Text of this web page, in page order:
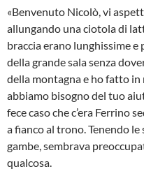
«Benvenuto Nicolò, vi
allungando una ciotola di
braccia erano lunghissime
della grande sala senza
della montagna e ho fatto
abbiamo bisogno del tuo
fece caso che c’era Ferrino
a fianco al trono. Tenendo
gambe, sembrava
qualcosa.